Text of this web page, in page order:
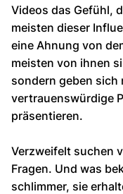
Videos das Gefühl,
meisten dieser
eine Ahnung von
meisten von ihnen
sondern geben sich
vertrauenswürdige
präsentieren.
Verzweifelt suchen
Fragen. Und was
schlimmer, sie